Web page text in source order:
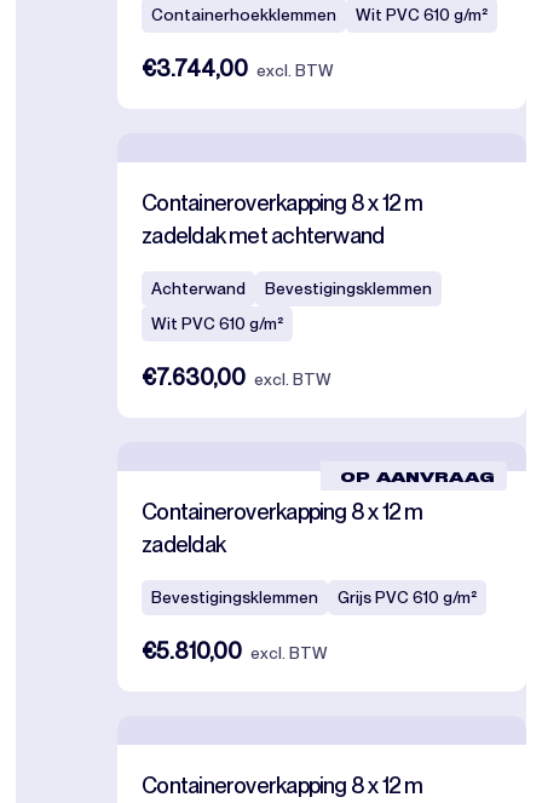
Containerhoekklemmen
Wit PVC 610 g/m²
€3.744,00 excl. BTW
Containeroverkapping 8 x 12 m
zadeldak met achterwand
Achterwand
Bevestigingsklemmen
Wit PVC 610 g/m²
€7.630,00 excl. BTW
OP AANVRAAG
Containeroverkapping 8 x 12 m
zadeldak
Bevestigingsklemmen Grijs PVC 610 g/m²
€5.810,00 excl. BTW
Containeroverkapping 8 x 12 m